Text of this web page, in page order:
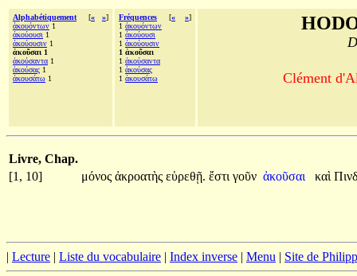
Alphabétiquement [« »]
ἀκουόντων 1
ἀκούουσι 1
ἀκούουσιν 1
ἀκοῦσαι 1
ἀκούσαντα 1
ἀκούσας 1
ἀκουσάτω 1
Fréquences [« »]
1 ἀκουόντων
1 ἀκούουσι
1 ἀκούουσιν
1 ἀκοῦσαι
1 ἀκούσαντα
1 ἀκούσας
1 ἀκουσάτω Clément
Livre, Chap.
[1, 10]
μόνος ἀκροατὴς εὑρεθῇ. ἔστι γοῦν ἀκοῦσαι καὶ
| Lecture | Liste du vocabulaire | Index inverse | Menu | Site de